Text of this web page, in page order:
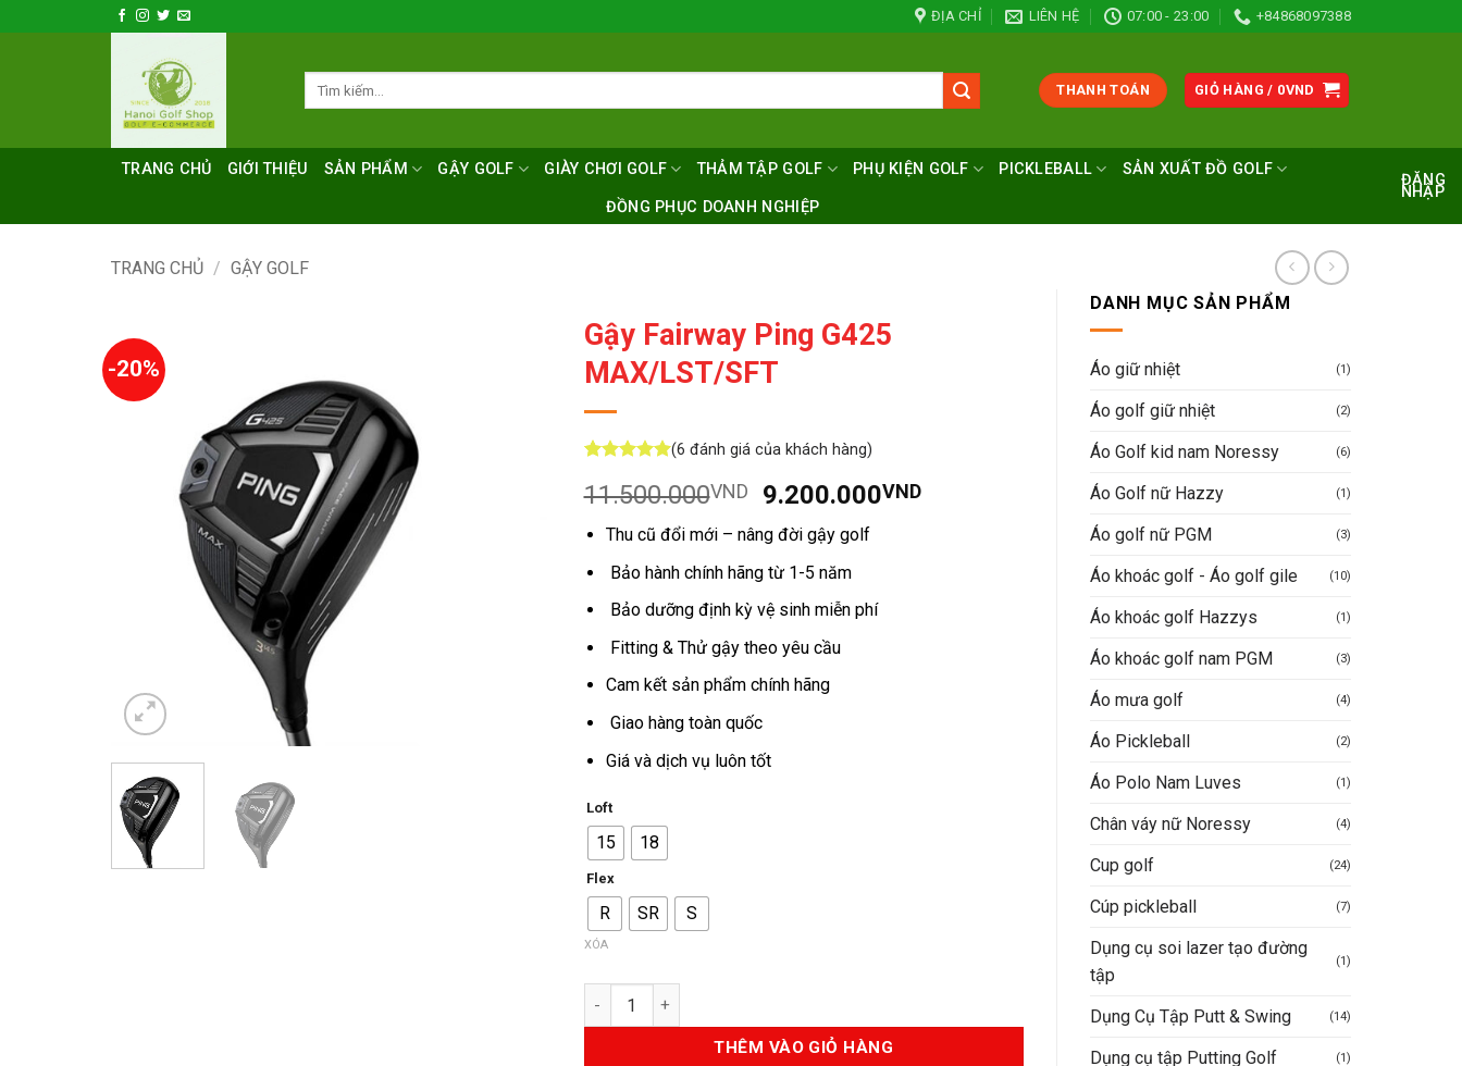
qua
ĐỊA CHỈ LIÊN HỆ 07:00 - 23:00 +84868097388
THANH TOÁN GIỎ HÀNG / 0VND
TRANG CHỦ GIỚI THIỆU SẢN PHẨM GẬY GOLF GIÀY CHƠI GOLF THẢM TẬP GOLF PHỤ KIỆN GOLF PICKLEBALL SẢN XUẤT ĐỒ GOLF
ĐỒNG PHỤC DOANH NGHIỆP
ĐĂNG
NHẬP
TRANG CHỦ / GẬY GOLF
DANH MỤC SẢN PHẨM
Áo giữ nhiệt (1)
Áo golf giữ nhiệt (2)
Áo Golf kid nam Noressy (6)
Áo Golf nữ Hazzy (1)
Áo golf nữ PGM (3)
Áo khoác golf - Áo golf gile (10)
Áo khoác golf Hazzys (1)
Áo khoác golf nam PGM (3)
Áo mưa golf (4)
Áo Pickleball (2)
Áo Polo Nam Luves (1)
Chân váy nữ Noressy (4)
Cup golf (24)
Cúp pickleball (7)
Dụng cụ soi lazer tạo đường
tập
(1)
Dụng Cụ Tập Putt & Swing (14)
Dụng cụ tập Putting Golf (1)
-20%
Gậy Fairway Ping G425
MAX/LST/SFT
dựa trên
đánh giá
(6 đánh giá của khách hàng)
11.500.000VND
Giá
gốc
là:
11.500.000VND.
9.200.000VNDGiá
Thu cũ đổi mới – nâng đời gậy golf
Bảo hành chính hãng từ 1-5 năm
Bảo dưỡng định kỳ vệ sinh miễn phí
Fitting & Thử gậy theo yêu cầu
Cam kết sản phẩm chính hãng
Giao hàng toàn quốc
Giá và dịch vụ luôn tốt
Loft
15 18
Flex
R SR S
XÓA
Số lượng
THÊM VÀO GIỎ HÀNG